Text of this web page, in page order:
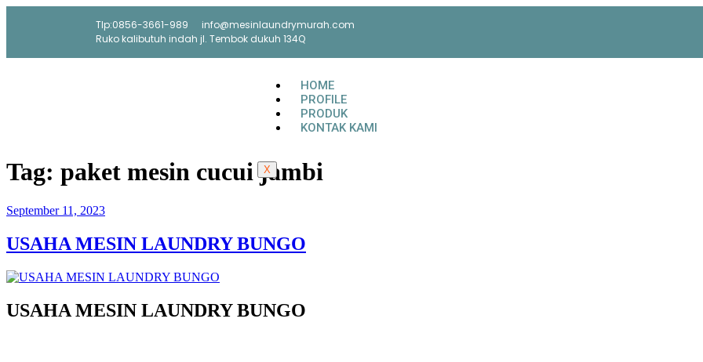
Tlp:0856-3661-989
info@mesinlaundrymurah.com
Ruko kalibutuh indah jl. Tembok dukuh 134Q
HOME
PROFILE
PRODUK
KONTAK KAMI
X
Tag: paket mesin cucui jambi
September 11, 2023
USAHA MESIN LAUNDRY BUNGO
USAHA MESIN LAUNDRY BUNGO